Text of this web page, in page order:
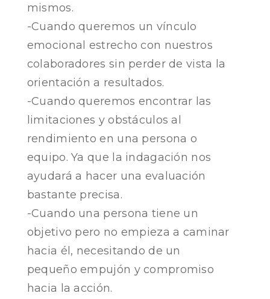
mismos.
-Cuando queremos un vínculo
emocional estrecho con nuestros
colaboradores sin perder de vista la
orientación a resultados.
-Cuando queremos encontrar las
limitaciones y obstáculos al
rendimiento en una persona o
equipo. Ya que la indagación nos
ayudará a hacer una evaluación
bastante precisa.
-Cuando una persona tiene un
objetivo pero no empieza a caminar
hacia él, necesitando de un
pequeño empujón y compromiso
hacia la acción.